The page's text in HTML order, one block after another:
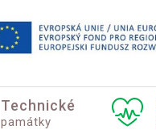
Technické
památky